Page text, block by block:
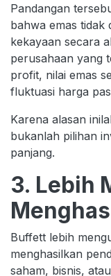
Pandangan
bahwa emas
kekayaan secara
perusahaan yang
profit, nilai emas
fluktuasi harga
Karena alasan
bukanlah pilihan
panjang.
3. Lebih
Buffett lebih
menghasilkan
saham, bisnis,